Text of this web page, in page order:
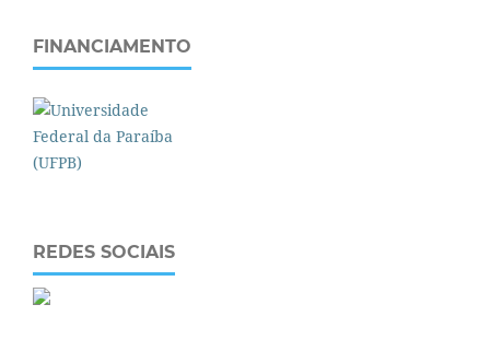
FINANCIAMENTO
REDES SOCIAIS